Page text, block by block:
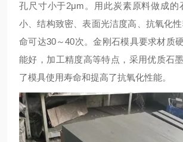
孔尺寸小于2μm。用此炭素原料做成的
小、结构致密、表面光洁度高、抗氧化
命可达30～40次。金刚石模具要求材质
能好，加工精度高等特点，采用优质石
了模具使用寿命和提高了抗氧化性能。